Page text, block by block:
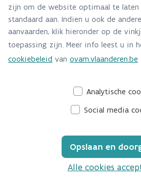
There was an error when
"paragraph" field.
Next
zijn om de website optimaal te laten
standaard aan. Indien u ook de
aanvaarden, klik hieronder op de
toepassing zijn. Meer info leest u in
cookiebeleid van ovam.vlaanderen.be
Analytische
Social media
Opslaan en
Alle cookies